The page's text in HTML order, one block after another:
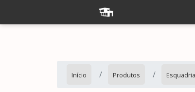
Início Produtos